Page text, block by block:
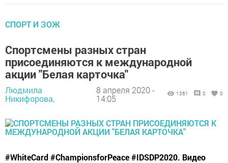
СПОРТ И ЗОЖ
Спортсмены разных стран
присоединяются к международной
акции "Белая карточка"
Людмила
Никифорова,
8 апреля 2020 -
14:05
1361 0 0
#WhiteCard #ChampionsforPeace #IDSDP2020. Видео